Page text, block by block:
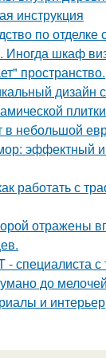
инструкция
по отделке
шкаф
пространство.
плитки
в небольшой
эффектный
работать с
отражены
- специалиста
до
и